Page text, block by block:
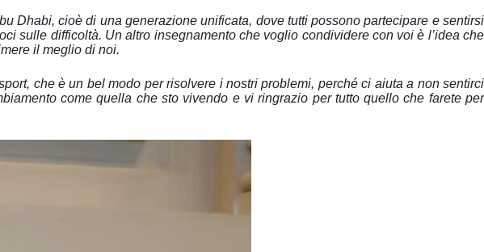
Dhabi, cioè di una generazione unificata, dove tutti possono partecipare e sentirsi
sulle difficoltà. Un altro insegnamento che voglio condividere con voi è l’idea che
il meglio di noi.
che è un bel modo per risolvere i nostri problemi, perché ci aiuta a non sentirci
come quella che sto vivendo e vi ringrazio per tutto quello che farete per